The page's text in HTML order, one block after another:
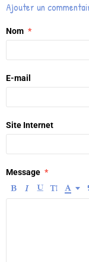
Ajouter un
Nom
E-mail
Site Internet
Message